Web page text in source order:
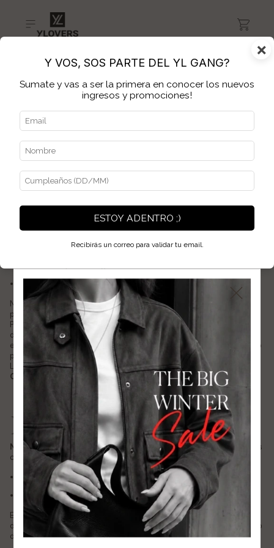
Cambios y devoluciones
Cambios y
devoluciones
Cambios
correspondiente y el ticket original o confirmación de compra
Para que el cambio pueda realizarse, las prendas deben:
En perfectas condiciones
No se aceptarán cambios de prendas usadas, lavadas o dañadas
por el cliente.
Podes cambiarlo en nuestro local de Cuenca 841, CABA o a traves
de nuestro Whatsapp (11-5094-1038). El costo de envio y reenvio
estaran a cargo del cliente excepto cuando se trate de un cambio
por falla o defecto de prenda.
Los productos de la categoríaOUTLET/ FERIA NO TIENEN
CAMBIO
Devoluciones
No realizamos devoluciones de dinero, excepto en los siguientes
casos:
La prenda llegó fallada
La prenda recibida es incorrecta respecto al pedido realizado
En cualquiera de estos casos, el reclamo deberá realizarse dentro
de las 72 horas desde recibida la compra, enviando fotos y número
de pedido para poder evaluarlo.
×
Y VOS, SOS PARTE DEL YL GANG?
Sumate y vas a ser la primera en conocer los nuevos
ingresos y promociones!
ESTOY ADENTRO ;)
Recibirás un correo para validar tu email.